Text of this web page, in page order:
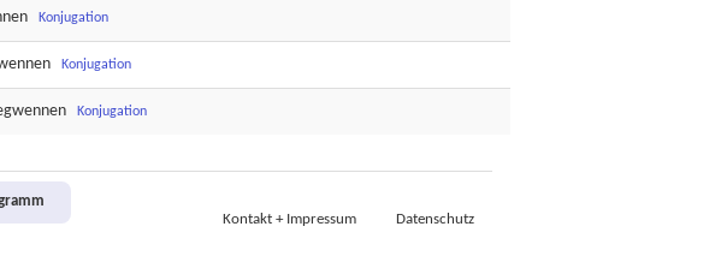
Konjugation
Konjugation
Konjugation
Kontakt + Impressum
Datenschutz